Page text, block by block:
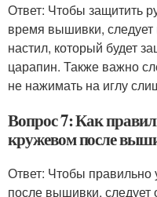
Ответ: Чтобы защитить
время вышивки, следует
настил, который будет
царапин. Также важно
не нажимать на иглу
Вопрос 7: Как
кружевом после
Ответ: Чтобы правильно
после вышивки, следует